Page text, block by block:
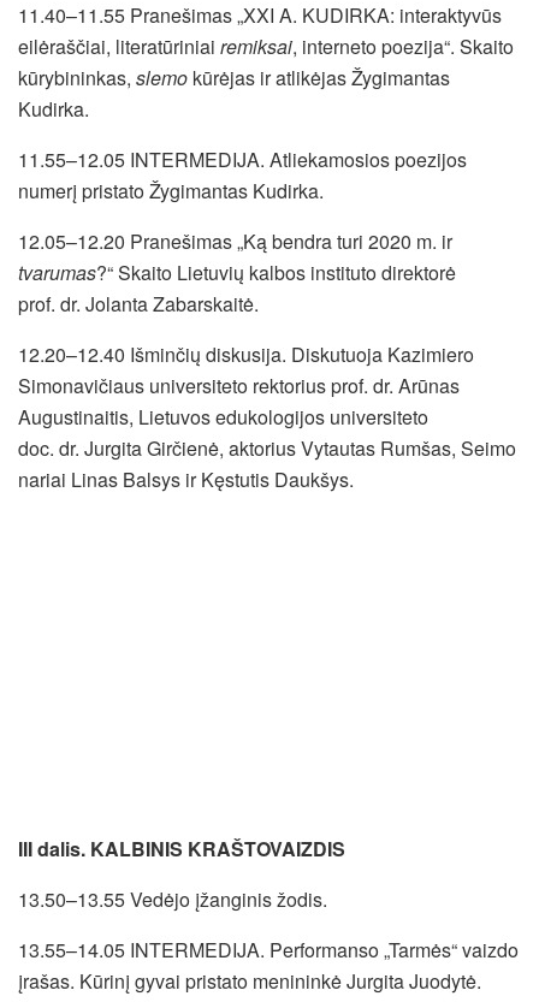
11.40–11.55 Pranešimas „XXI A. KUDIRKA: interaktyvūs
eilėraščiai, literatūriniai remiksai, interneto poezija“. Skaito
kūrybininkas, slemo kūrėjas ir atlikėjas Žygimantas
Kudirka.
11.55–12.05 INTERMEDIJA. Atliekamosios poezijos
numerį pristato Žygimantas Kudirka.
12.05–12.20 Pranešimas „Ką bendra turi 2020 m. ir
tvarumas?“ Skaito Lietuvių kalbos instituto direktorė
prof. dr. Jolanta Zabarskaitė.
12.20–12.40 Išminčių diskusija. Diskutuoja Kazimiero
Simonavičiaus universiteto rektorius prof. dr. Arūnas
Augustinaitis, Lietuvos edukologijos universiteto
doc. dr. Jurgita Girčienė, aktorius Vytautas Rumšas, Seimo
nariai Linas Balsys ir Kęstutis Daukšys.
III dalis. KALBINIS KRAŠTOVAIZDIS
13.50–13.55 Vedėjo įžanginis žodis.
13.55–14.05 INTERMEDIJA. Performanso „Tarmės“ vaizdo
įrašas. Kūrinį gyvai pristato menininkė Jurgita Juodytė.